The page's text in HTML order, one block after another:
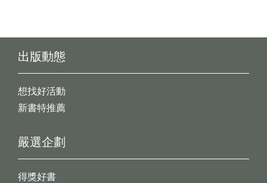
出版動態
想找好活動
新書特推薦
嚴選企劃
得獎好書